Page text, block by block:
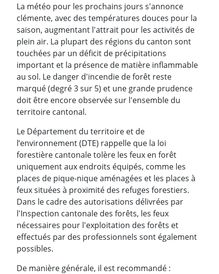
La météo pour les prochains jours s'annonce
clémente, avec des températures douces pour la
saison, augmentant l'attrait pour les activités de
plein air. La plupart des régions du canton sont
touchées par un déficit de précipitations
important et la présence de matière inflammable
au sol. Le danger d'incendie de forêt reste
marqué (degré 3 sur 5) et une grande prudence
doit être encore observée sur l'ensemble du
territoire cantonal.
Le Département du territoire et de
l’environnement (DTE) rappelle que la loi
forestière cantonale tolère les feux en forêt
uniquement aux endroits équipés, comme les
places de pique-nique aménagées et les places à
feux situées à proximité des refuges forestiers.
Dans le cadre des autorisations délivrées par
l'Inspection cantonale des forêts, les feux
nécessaires pour l'exploitation des forêts et
effectués par des professionnels sont également
possibles.
De manière générale, il est recommandé :